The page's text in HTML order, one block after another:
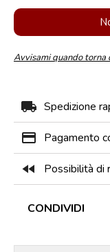
Avvisami quando torna
local_shipping Spedizione
payment Pagamento
fast_rewind Possibilità di
CONDIVIDI